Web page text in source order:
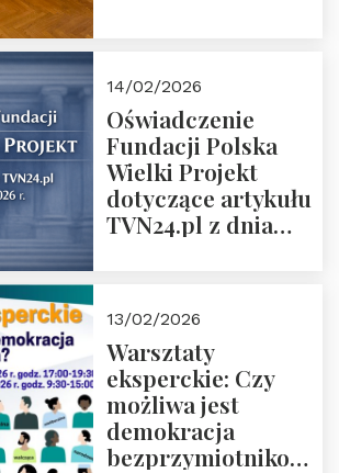
14/02/2026
Oświadczenie
Fundacji Polska
Wielki Projekt
dotyczące artykułu
TVN24.pl z dnia
13/02/2026
Warsztaty
eksperckie: Czy
możliwa jest
demokracja
bezprzymiotnikowa?